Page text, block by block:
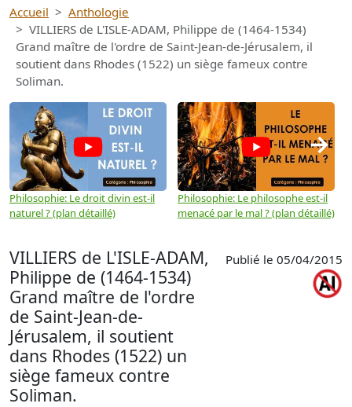
Accueil
Anthologie
VILLIERS de L'ISLE-ADAM, Philippe de (1464-1534)
Grand maître de l'ordre de Saint-Jean-de-Jérusalem, il
soutient dans Rhodes (1522) un siège fameux contre
Soliman.
Philosophie: Le droit divin est-il
naturel ? (plan détaillé)
Philosophie: Le philosophe est-il
menacé par le mal ? (plan détaillé)
→
VILLIERS de L'ISLE-ADAM,
Philippe de (1464-1534)
Grand maître de l'ordre
de Saint-Jean-de-
Jérusalem, il soutient
dans Rhodes (1522) un
siège fameux contre
Soliman.
Publié le 05/04/2015